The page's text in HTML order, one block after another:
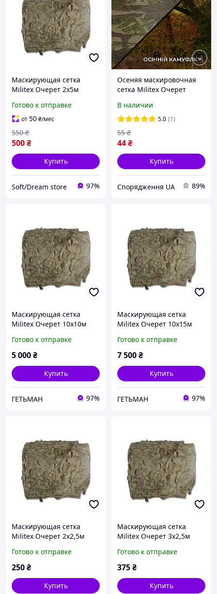
Маскирующая сетка
Militex Очерет 2х5м
Готово к отправке
от50₴/мес
500₴
550 ₴
Купить
Soft/Dream store 97%
Осеняя маскировочная
сетка Militex Очерет
размера (50 грн за 1
кв.м.)
В наличии
5.0 (1)
44₴
55 ₴
Купить
Спорядження UA 89%
Маскирующая сетка
Militex Очерет 10х10м
Готово к отправке
5 000₴
Купить
ГЕТЬМАН 97%
Маскирующая сетка
Militex Очерет 10х15м
Готово к отправке
7 500₴
Купить
ГЕТЬМАН 97%
Маскирующая сетка
Militex Очерет 2х2,5м
Готово к отправке
250₴
Купить
Маскирующая сетка
Militex Очерет 3х2,5м
Готово к отправке
375₴
Купить